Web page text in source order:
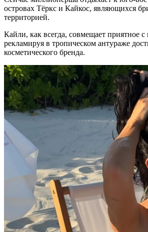
островах Тёркс и Кайкос, являющихся
территорией.
Кайли, как всегда, совмещает приятное
рекламируя в тропическом антураже
косметического бренда.